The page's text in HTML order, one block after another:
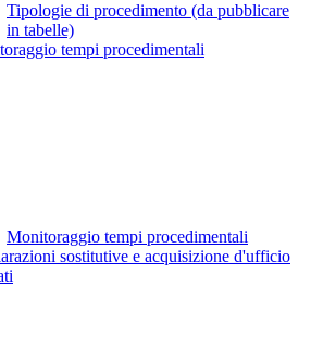
Tipologie di procedimento (da pubblicare
in tabelle)
tempi procedimentali
Monitoraggio tempi procedimentali
sostitutive e acquisizione d'ufficio